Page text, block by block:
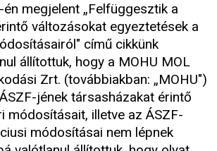
megjelent „Felfüggesztik a
változásokat egyeztetések a
című cikkünk
állítottuk, hogy a MOHU MOL
Zrt. (továbbiakban: „MOHU")
jének társasházakat érintő
módosításait, illetve az ÁSZF-
módosításai nem lépnek